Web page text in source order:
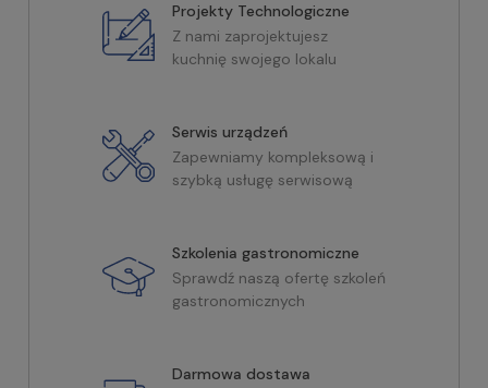
Projekty Technologiczne
Z nami zaprojektujesz
kuchnię swojego lokalu
Serwis urządzeń
Zapewniamy kompleksową i
szybką usługę serwisową
Szkolenia gastronomiczne
Sprawdź naszą ofertę szkoleń
gastronomicznych
Darmowa dostawa